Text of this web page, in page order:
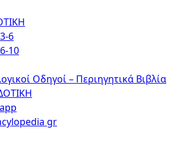
6
10
Οδηγοί – Περιηγητικά Βιβλία
gr